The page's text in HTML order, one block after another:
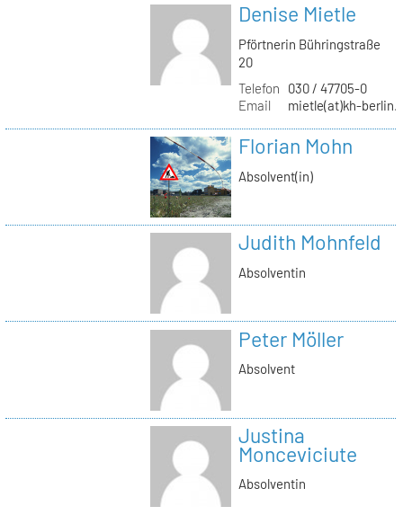
Denise Mietle
Pförtnerin Bühringstraße
20
Telefon
030 / 47705-0
Email
mietle(at)kh-
Florian Mohn
Absolvent(in)
Judith Mohnfeld
Absolventin
Peter Möller
Absolvent
Justina
Monceviciute
Absolventin